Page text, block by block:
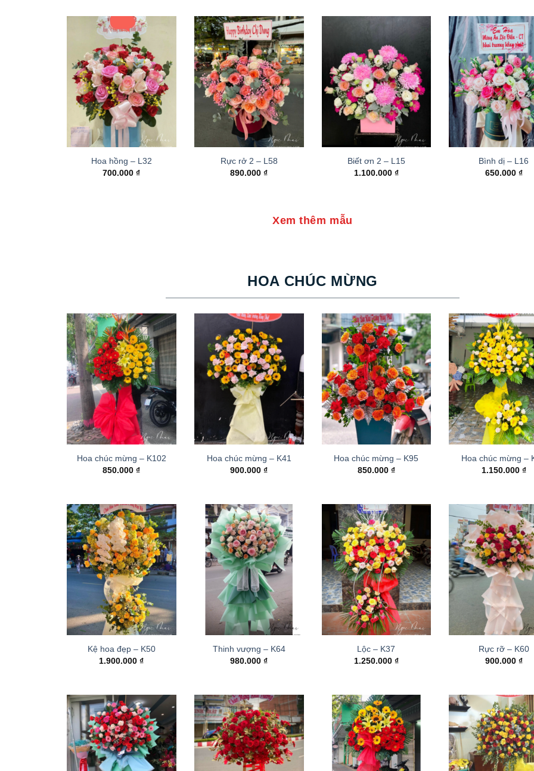
Hoa hồng – L32
700.000₫
Rực rở 2 – L58
890.000₫
Biết ơn 2 – L15
1.100.000 ₫
Bình dị – L16
650.000 ₫
Xem thêm mẫu
HOA CHÚC MỪNG
Hoa chúc mừng – K102
850.000₫
Hoa chúc mừng – K41
900.000₫
Hoa chúc mừng – K95
850.000 ₫
Hoa chúc mừng –
1.150.000 ₫
Kệ hoa đẹp – K50
1.900.000₫
Thinh vượng – K64
980.000₫
Lộc – K37
1.250.000 ₫
Rực rỡ – K60
900.000 ₫